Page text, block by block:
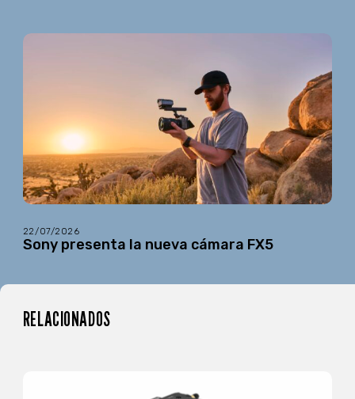
22/07/2026
Sony presenta la nueva cámara FX5
RELACIONADOS